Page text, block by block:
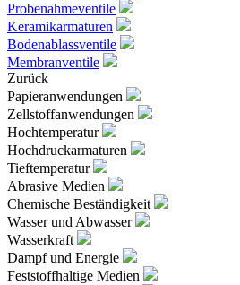
Probenahmeventile
Keramikarmaturen
Bodenablassventile
Membranventile
Zurück
Papieranwendungen
Zellstoffanwendungen
Hochtemperatur
Hochdruckarmaturen
Tieftemperatur
Abrasive Medien
Chemische Beständigkeit
Wasser und Abwasser
Wasserkraft
Dampf und Energie
Feststoffhaltige Medien